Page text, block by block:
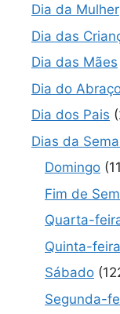
Dia da Mulher
Dia das
Dia das Mães
Dia do
Dia dos Pais
Dias da
Domingo
Fim de
Quarta-
Quinta-feira
Sábado
Segunda-